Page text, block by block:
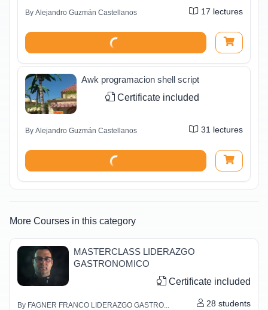
By Alejandro Guzmán Castellanos 17 lectures
Awk programacion shell script
Certificate included
By Alejandro Guzmán Castellanos 31 lectures
More Courses in this category
MASTERCLASS LIDERAZGO
GASTRONOMICO
Certificate included
By FAGNER FRANCO LIDERAZGO GASTRO... 28 students